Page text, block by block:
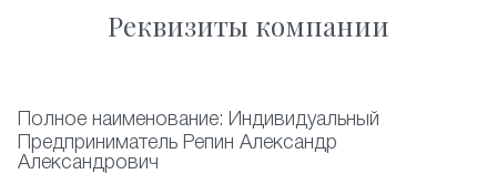
Реквизиты компании
Полное наименование: Индивидуальный
Предприниматель Репин Александр
Александрович